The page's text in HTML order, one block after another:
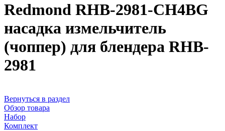
Redmond RHB-2981-CH4BG
насадка измельчитель
(чоппер) для блендера RHB-
2981
Вернуться в раздел
Обзор товара
Набор
Комплект